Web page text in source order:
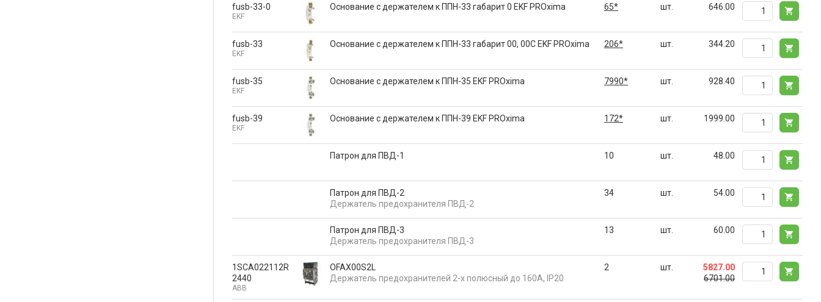
fusb-33-0
EKF
Основание с держателем к ППН-33 габарит 0 EKF PROxima 65* шт. 646.00
fusb-33
EKF
Основание с держателем к ППН-33 габарит 00, 00С EKF PROxima 206* шт. 344.20
fusb-35
EKF
Основание с держателем к ППН-35 EKF PROxima 7990* шт. 928.40
fusb-39
EKF
Основание с держателем к ППН-39 EKF PROxima 172* шт. 1999.00
Патрон для ПВД-1 10 шт. 48.00
Патрон для ПВД-2
Держатель предохранителя ПВД-2
34 шт. 54.00
Патрон для ПВД-3
Держатель предохранителя ПВД-3
13 шт. 60.00
1SCA022112R
2440
ABB
OFAX00S2L
Держатель предохранителей 2-х полюсный до 160А, IP20
2 шт.
5827.00
6701.00